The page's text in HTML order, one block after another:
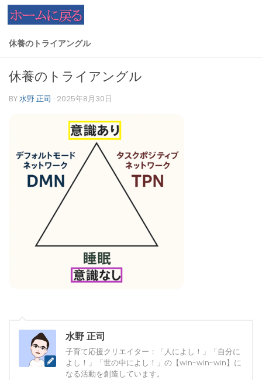
コンテンツへスキップ
休養のトライアングル
休養のトライアングル
BY水野 正司 · 2025年8月30日
水野 正司
子育て応援クリエイター：「人によし！」「自分に
よし！」「世の中によし！」の【win-win-win】に
なる活動を創造しています。